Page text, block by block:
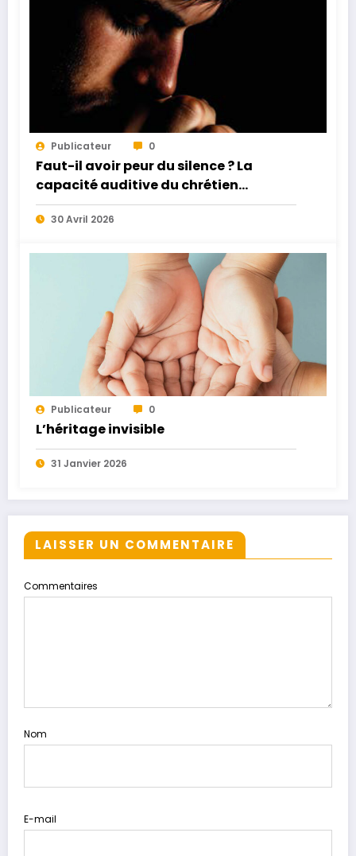
Publicateur 0
Faut-il avoir peur du silence ? La
capacité auditive du chrétien
moderne
30 Avril 2026
Publicateur 0
L’héritage invisible
31 Janvier 2026
LAISSER UN COMMENTAIRE
Commentaires
Nom
E-mail